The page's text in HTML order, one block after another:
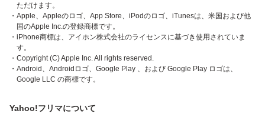
ただけます。
・Apple、Appleのロゴ、App Store、iPodのロゴ、iTunesは、米国および他
国のApple Inc.の登録商標です。
・iPhone商標は、アイホン株式会社のライセンスに基づき使用されていま
す。
・Copyright (C) Apple Inc. All rights reserved.
・Android、Androidロゴ、Google Play 、および Google Play ロゴは、
Google LLC の商標です。
Yahoo!フリマについて